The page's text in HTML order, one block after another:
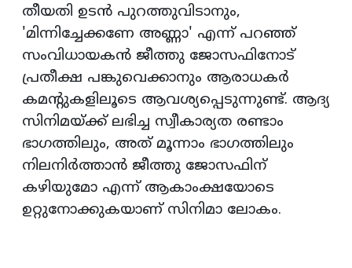
തീയതി ഉടൻ പുറത്തുവിടാനും,
'മിന്നിച്ചേക്കണേ അണ്ണാ' എന്ന് പറഞ്ഞ്
സംവിധായകൻ ജീത്തു ജോസഫിനോട്
പ്രതീക്ഷ പങ്കുവെക്കാനും ആരാധകർ
കമന്റുകളിലൂടെ ആവശ്യപ്പെടുന്നുണ്ട്. ആദ്യ
സിനിമയ്ക്ക് ലഭിച്ച സ്വീകാര്യത രണ്ടാം
ഭാഗത്തിലും, അത് മൂന്നാം ഭാഗത്തിലും
നിലനിർത്താൻ ജീത്തു ജോസഫിന്
കഴിയുമോ എന്ന് ആകാംക്ഷയോടെ
ഉറ്റുനോക്കുകയാണ് സിനിമാ ലോകം.